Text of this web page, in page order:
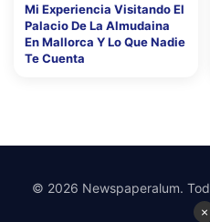
Mi Experiencia Visitando El
Palacio De La Almudaina
En Mallorca Y Lo Que Nadie
Te Cuenta
×
© 2026 Newspaperalum.